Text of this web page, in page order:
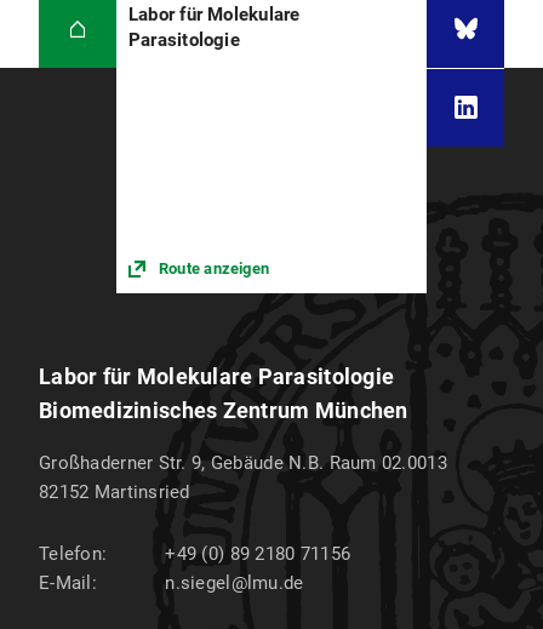
Labor für Molekulare
Parasitologie
Route anzeigen
Labor für Molekulare Parasitologie
Biomedizinisches Zentrum München
Großhaderner Str. 9, Gebäude N.B. Raum 02.0013
82152 Martinsried
Telefon:
+49 (0) 89 2180 71156
E-Mail:
n.siegel@lmu.de